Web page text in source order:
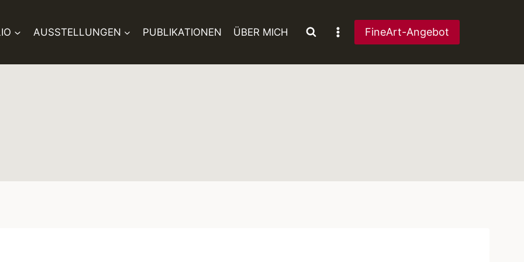
AUSSTELLUNGEN PUBLIKATIONEN ÜBER MICH FineArt-Angebot